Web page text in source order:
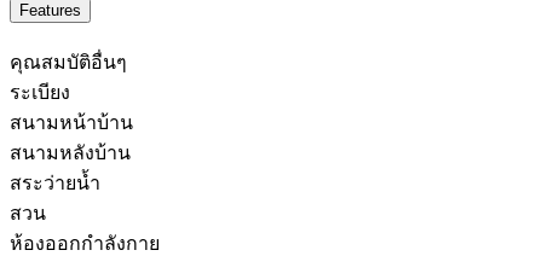
Features
คุณสมบัติอื่นๆ
ระเบียง
สนามหน้าบ้าน
สนามหลังบ้าน
สระว่ายน้ำ
สวน
ห้องออกกำลังกาย